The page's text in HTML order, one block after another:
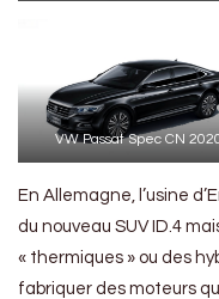
VW Passat Spec CN
En Allemagne, l’usine
du nouveau SUV ID.4
« thermiques » ou des
fabriquer des moteurs